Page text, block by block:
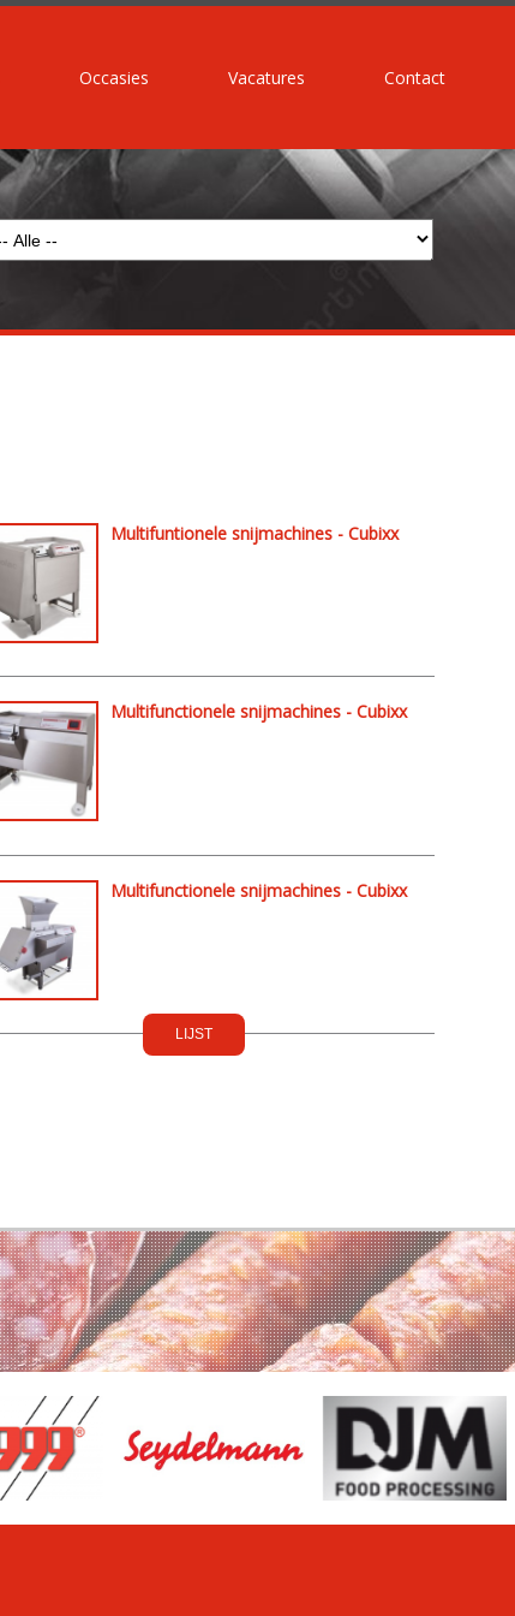
Occasies Vacatures Contact
Multifuntionele snijmachines - Cubixx
Multifunctionele snijmachines - Cubixx
Multifunctionele snijmachines - Cubixx
LIJST